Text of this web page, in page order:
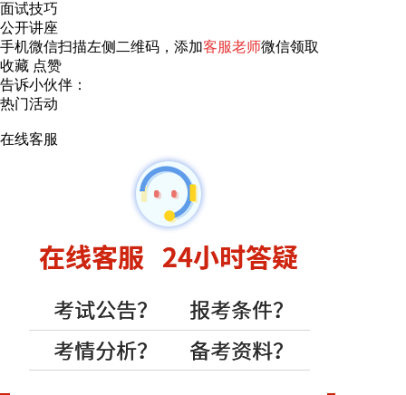
面试技巧
公开讲座
手机微信扫描左侧二维码，添加客服老师微信领取
收藏 点赞
告诉小伙伴：
热门活动
在线客服